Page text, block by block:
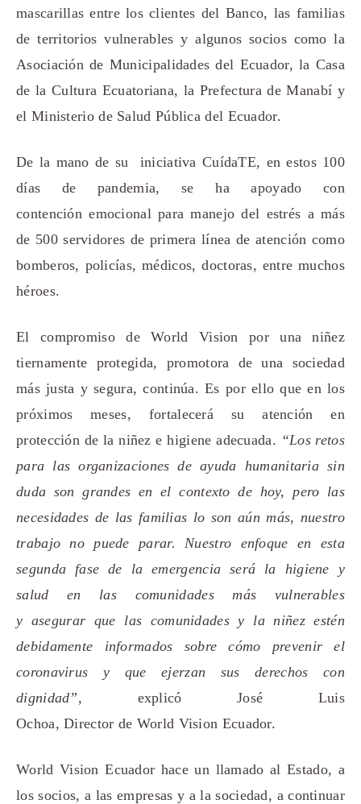
mascarillas entre losclientes del Banco, las familias
de territorios vulnerables y algunos socios como la
Asociación de Municipalidades del Ecuador,la Casa
de la Cultura Ecuatoriana, la Prefectura de Manabí y
el Ministerio de Salud Pública del Ecuador.
De la mano de su iniciativa CuídaTE, en estos 100
días de pandemia, se haapoyado
con
contenciónemocional para manejo del estrés a más
de 500 servidores de primera línea de atención como
bomberos, policías, médicos, doctoras, entre muchos
héroes.
El compromiso de World Vision por una niñez
tiernamente protegida, promotora de una sociedad
más justa y segura, continúa. Es por ello que en los
próximos meses, fortalecerá su atención en
protección de la niñez e higiene adecuada. “Los retos
para las organizaciones de ayuda humanitaria sin
duda son grandes en el contexto de hoy, pero las
necesidades de las familias lo son aún más, nuestro
trabajo no puede parar. Nuestro enfoque en esta
segunda fase de la emergencia será la higiene y
salud en las comunidades más vulnerables
y asegurar que las comunidades y la niñezestén
debidamente informados sobre cómo prevenir el
coronavirus y que ejerzan sus derechos con
dignidad”, explicó José Luis
Ochoa, Director de World Vision Ecuador.
World Vision Ecuador hace un llamado al Estado, a
los socios, a las empresas y a la sociedad, a continuar